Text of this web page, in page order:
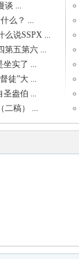
谈 ...
么？ ...
说SSPX ...
第五第六 ...
坐实了 ...
徒”大 ...
圣盎伯 ...
二稿） ...